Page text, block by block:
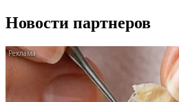
Новости партнеров